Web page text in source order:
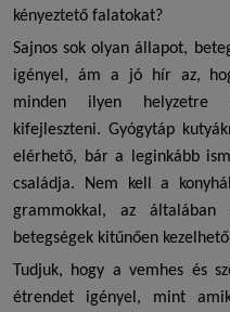
kényeztető falatokat?
Sajnos sok olyan állapot,
igényel, ám a jó hír az,
minden ilyen helyzetre
kifejleszteni.Gyógytáp
elérhető, bár a leginkább
családja. Nem kell a
grammokkal, az
betegségek kitűnően
Tudjuk, hogy a vemhes és
étrendet igényel, mint